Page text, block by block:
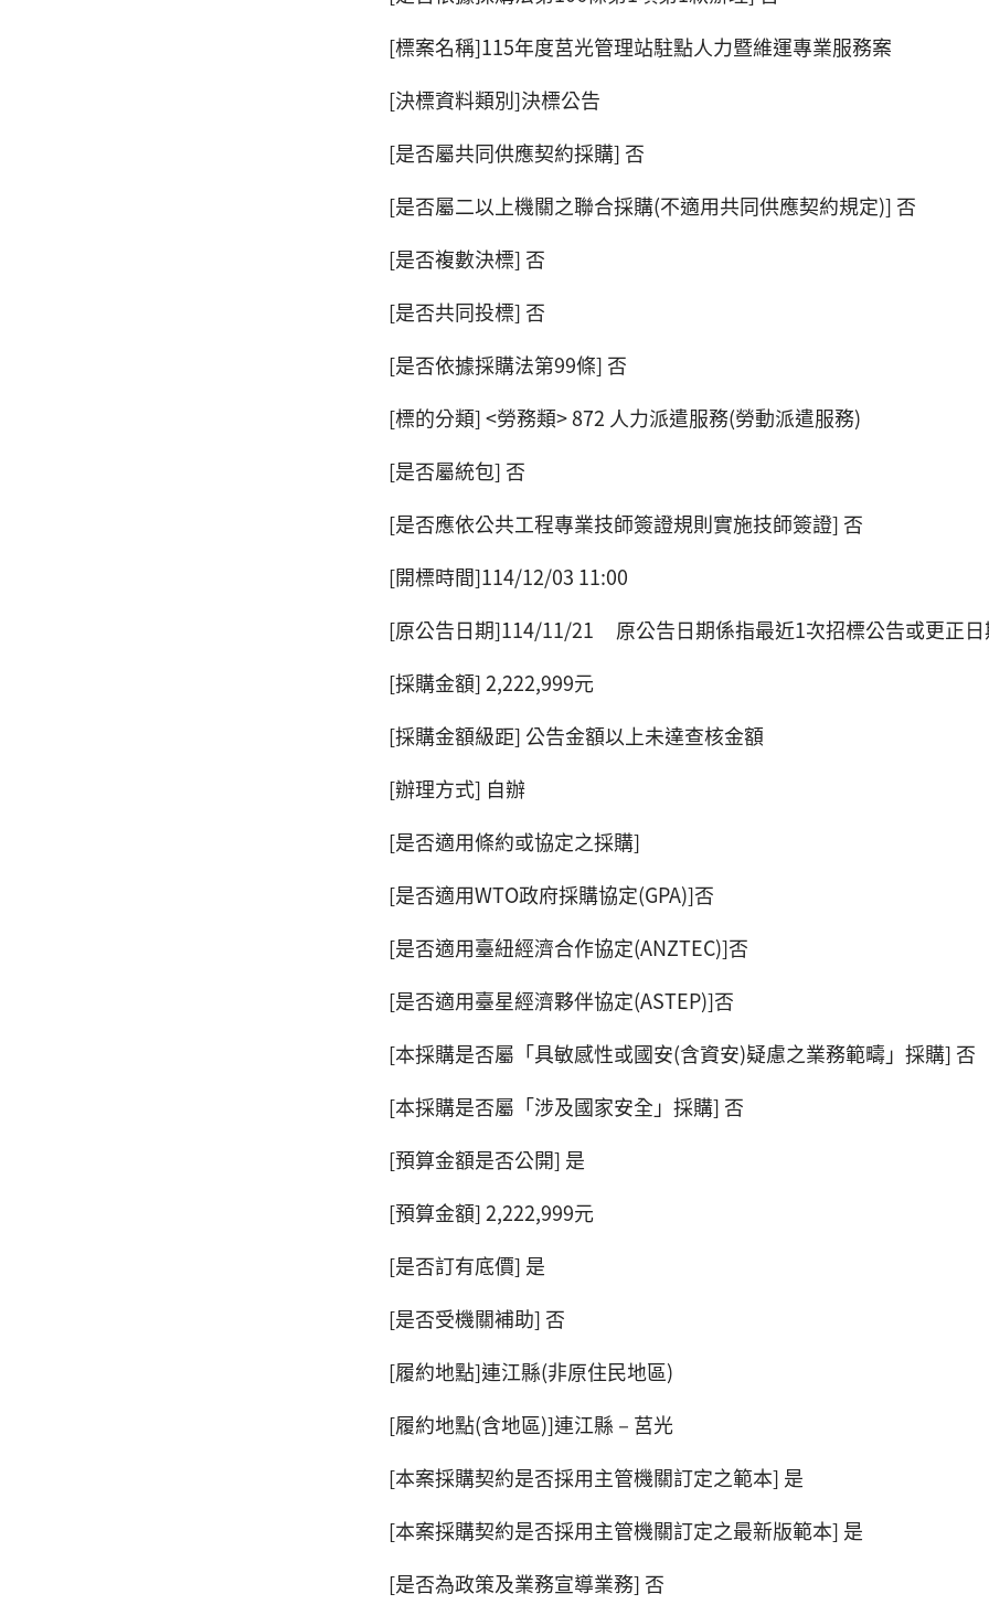
[標案名稱]115年度莒光管理站駐點人力暨維運專業服務案
[決標資料類別]決標公告
[是否屬共同供應契約採購] 否
[是否屬二以上機關之聯合採購(不適用共同供應契約規定)] 否
[是否複數決標] 否
[是否共同投標] 否
[是否依據採購法第99條] 否
[標的分類] <勞務類> 872 人力派遣服務(勞動派遣服務)
[是否屬統包] 否
[是否應依公共工程專業技師簽證規則實施技師簽證] 否
[開標時間]114/12/03 11:00
[原公告日期]114/11/21 原公告日期係指最近1次招標公告或更正日
[採購金額] 2,222,999元
[採購金額級距] 公告金額以上未達查核金額
[辦理方式] 自辦
[是否適用條約或協定之採購]
[是否適用WTO政府採購協定(GPA)]否
[是否適用臺紐經濟合作協定(ANZTEC)]否
[是否適用臺星經濟夥伴協定(ASTEP)]否
[本採購是否屬「具敏感性或國安(含資安)疑慮之業務範疇」採購] 否
[本採購是否屬「涉及國家安全」採購] 否
[預算金額是否公開] 是
[預算金額] 2,222,999元
[是否訂有底價] 是
[是否受機關補助] 否
[履約地點]連江縣(非原住民地區)
[履約地點(含地區)]連江縣－莒光
[本案採購契約是否採用主管機關訂定之範本] 是
[本案採購契約是否採用主管機關訂定之最新版範本] 是
[是否為政策及業務宣導業務] 否